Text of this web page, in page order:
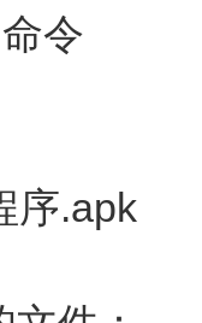
令
序.apk